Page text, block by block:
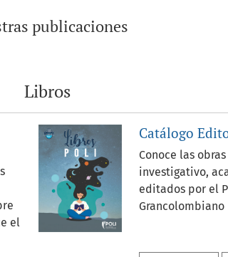
publicaciones
Libros
el
Catálogo
Conoce las
investigativo,
editados por el
Grancolombiano
ISBN Editorial: